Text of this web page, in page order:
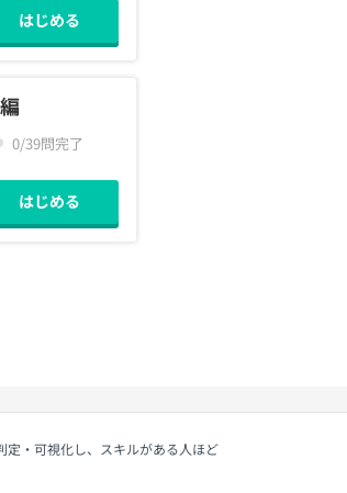
はじめる
0/39問完了
はじめる
・可視化し、スキルがある人ほど